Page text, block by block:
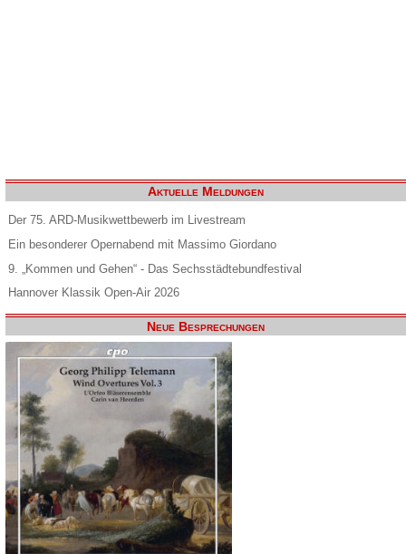
Aktuelle Meldungen
Der 75. ARD-Musikwettbewerb im Livestream
Ein besonderer Opernabend mit Massimo Giordano
9. „Kommen und Gehen“ - Das Sechsstädtebundfestival
Hannover Klassik Open-Air 2026
Neue Besprechungen